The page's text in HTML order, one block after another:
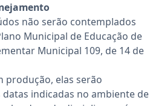
não serão contemplados
Municipal de Educação de
Municipal 109, de 14 de
produção, elas serão
indicadas no ambiente de